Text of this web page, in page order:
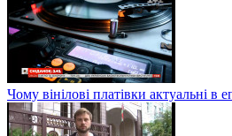
Чому вінілові платівки актуальні в